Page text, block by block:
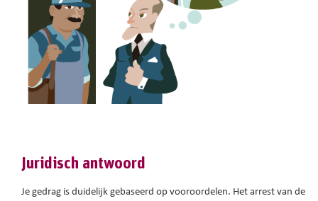
Juridisch antwoord
Je gedrag is duidelijk gebaseerd op vooroordelen. Het arrest van de